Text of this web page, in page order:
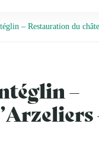
– Restauration du
–